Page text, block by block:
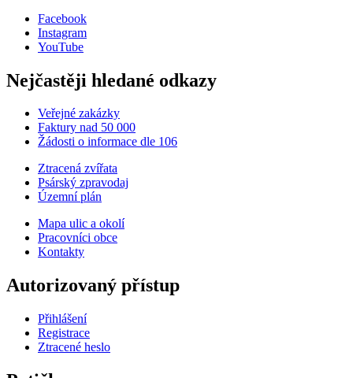
Facebook
Instagram
YouTube
Nejčastěji hledané odkazy
Veřejné zakázky
Faktury nad 50 000
Žádosti o informace dle 106
Ztracená zvířata
Psárský zpravodaj
Územní plán
Mapa ulic a okolí
Pracovníci obce
Kontakty
Autorizovaný přístup
Přihlášení
Registrace
Ztracené heslo